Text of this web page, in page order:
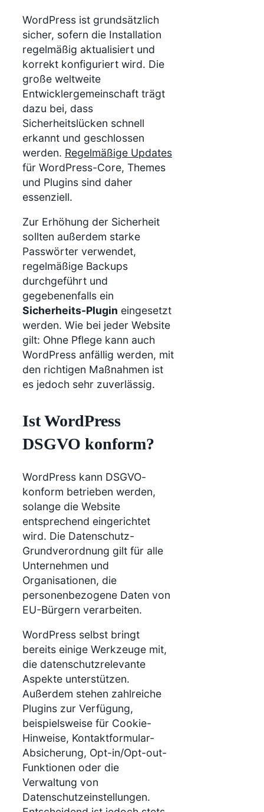
WordPress ist grundsätzlich
sicher, sofern die Installation
regelmäßig aktualisiert und
korrekt konfiguriert wird. Die
große weltweite
Entwicklergemeinschaft trägt
dazu bei, dass
Sicherheitslücken schnell
erkannt und geschlossen
werden. Regelmäßige Updates
für WordPress-Core, Themes
und Plugins sind daher
essenziell.
Zur Erhöhung der Sicherheit
sollten außerdem starke
Passwörter verwendet,
regelmäßige Backups
durchgeführt und
gegebenenfalls ein
Sicherheits-Plugin eingesetzt
werden. Wie bei jeder Website
gilt: Ohne Pflege kann auch
WordPress anfällig werden, mit
den richtigen Maßnahmen ist
es jedoch sehr zuverlässig.
Ist WordPress
DSGVO konform?
WordPress kann DSGVO-
konform betrieben werden,
solange die Website
entsprechend eingerichtet
wird. Die Datenschutz-
Grundverordnung gilt für alle
Unternehmen und
Organisationen, die
personenbezogene Daten von
EU-Bürgern verarbeiten.
WordPress selbst bringt
bereits einige Werkzeuge mit,
die datenschutzrelevante
Aspekte unterstützen.
Außerdem stehen zahlreiche
Plugins zur Verfügung,
beispielsweise für Cookie-
Hinweise, Kontaktformular-
Absicherung, Opt-in/Opt-out-
Funktionen oder die
Verwaltung von
Datenschutzeinstellungen.